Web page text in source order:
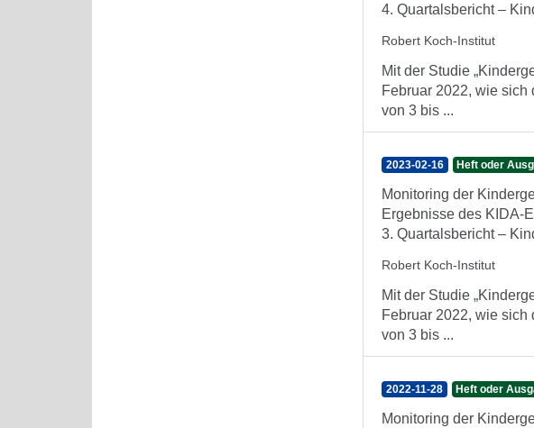
4. Quartalsbericht –
Robert Koch-Institut
Mit der Studie
Februar 2022, wie
von 3 bis ...
2023-02-16 Heft oder
Monitoring der
Ergebnisse des KIDA-
3. Quartalsbericht –
Robert Koch-Institut
Mit der Studie
Februar 2022, wie
von 3 bis ...
2022-11-28 Heft oder
Monitoring der